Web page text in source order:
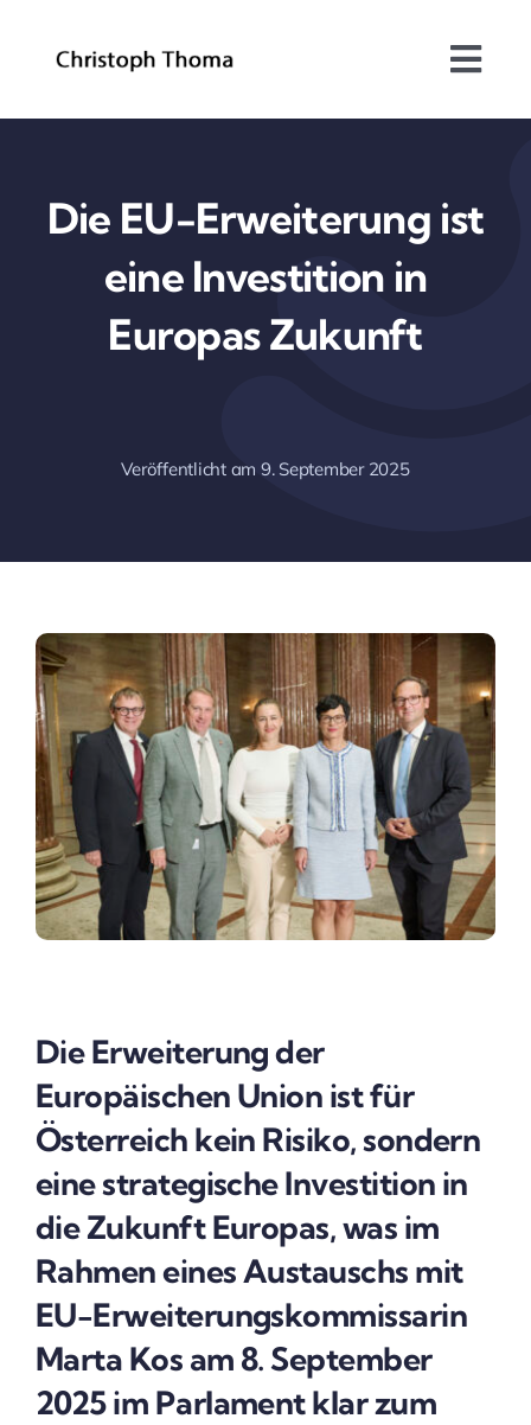
Über mich
Bundesrat
Arbeitsschwerpunkte
Die EU-Erweiterung ist
eine Investition in
Europas Zukunft
Veröffentlicht am 9. September 2025
Die Erweiterung der
Europäischen Union ist für
Österreich kein Risiko, sondern
eine strategische Investition in
die Zukunft Europas, was im
Rahmen eines Austauschs mit
EU-Erweiterungskommissarin
Marta Kos am 8. September
2025 im Parlament klar zum